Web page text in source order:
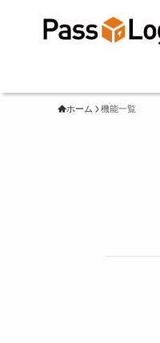
ホーム 機能一覧